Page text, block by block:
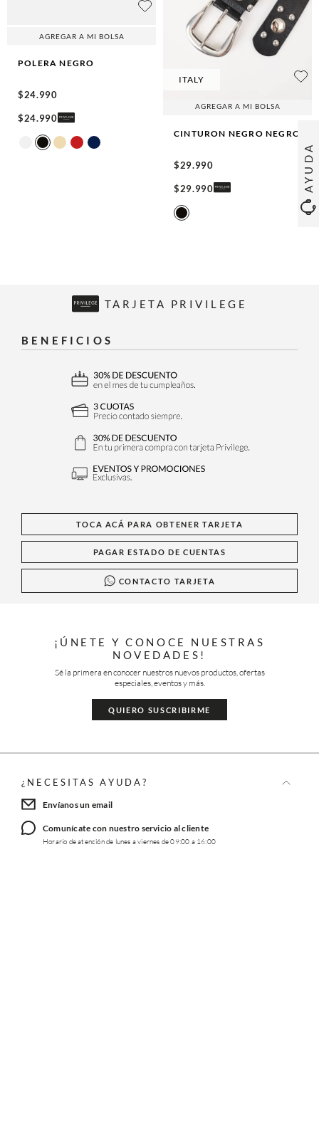
AYUDA
AGREGAR A MI BOLSA
POLERA NEGRO
$24.990
$24.990
ITALY
AGREGAR A MI BOLSA
CINTURON NEGRO NEGRO
$29.990
$29.990
TARJETA PRIVILEGE
BENEFICIOS
TOCA ACÁ PARA OBTENER TARJETA
PAGAR ESTADO DE CUENTAS
CONTACTO TARJETA
¡ÚNETE Y CONOCE NUESTRAS
NOVEDADES!
Sé la primera en conocer nuestros nuevos productos, ofertas
especiales, eventos y más.
QUIERO SUSCRIBIRME
¿NECESITAS AYUDA?
Envíanos un email
Comunícate con nuestro servicio al cliente
Horario de atención de lunes a viernes de 09:00 a 16:00